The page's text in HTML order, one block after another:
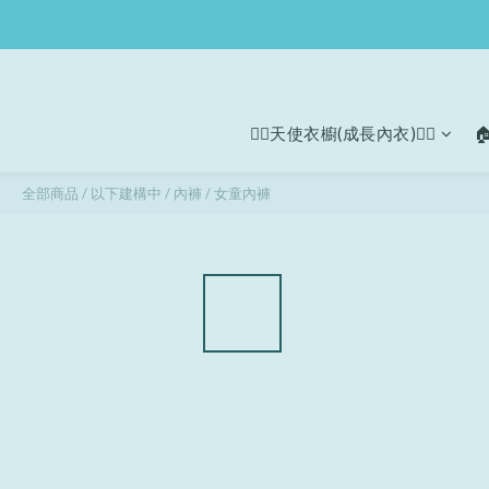
🧚‍♀天使衣櫥(成長內衣)🧚‍♀
全部商品 / 以下建構中 / 內褲 /女童內褲